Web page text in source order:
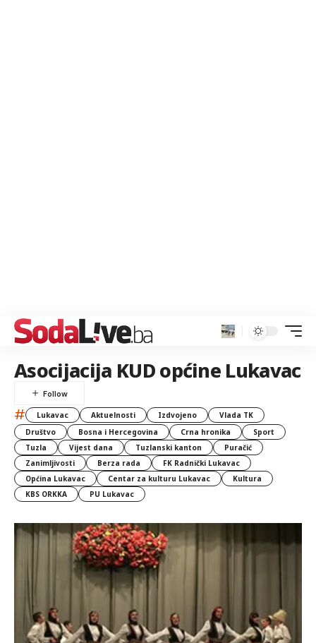
Asocijacija KUD općine Lukavac
# Lukavac Aktuelnosti Izdvojeno
Vlada TK
Društvo
Bosna i Hercegovina Crna hronika
Sport
Tuzla
Vijest dana Tuzlanski kanton
Puračić
Zanimljivosti
Berza rada
FK Radnički Lukavac
Općina Lukavac
Centar za kulturu Lukavac
Kultura
KBS ORKKA
PU Lukavac